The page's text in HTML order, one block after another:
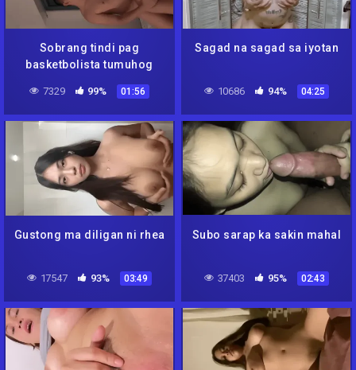
Sobrang tindi pag
basketbolista tumuhog
7329 99% 01:56
Sagad na sagad sa iyotan
10686 94% 04:25
Gustong ma diligan ni rhea
17547 93% 03:49
Subo sarap ka sakin mahal
37403 95% 02:43